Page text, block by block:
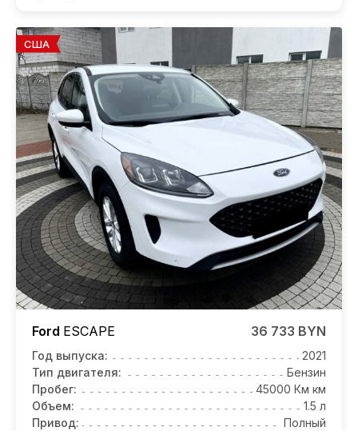
США
Ford ESCAPE 36 733 BYN
Год выпуска:
2021
Тип двигателя:
Бензин
Пробег:
45000 Км км
Объем:
1.5 л
Привод:
Полный